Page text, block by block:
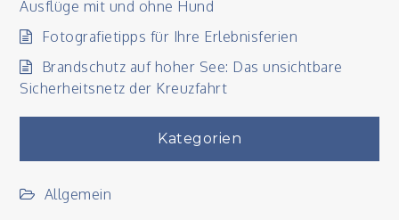
Ausflüge mit und ohne Hund
Fotografietipps für Ihre Erlebnisferien
Brandschutz auf hoher See: Das unsichtbare
Sicherheitsnetz der Kreuzfahrt
Kategorien
Allgemein